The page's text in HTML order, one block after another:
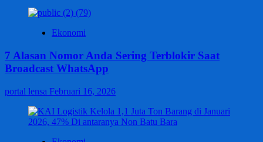
Ekonomi
7 Alasan Nomor Anda Sering Terblokir Saat
Broadcast WhatsApp
portal lensa Februari 16, 2026